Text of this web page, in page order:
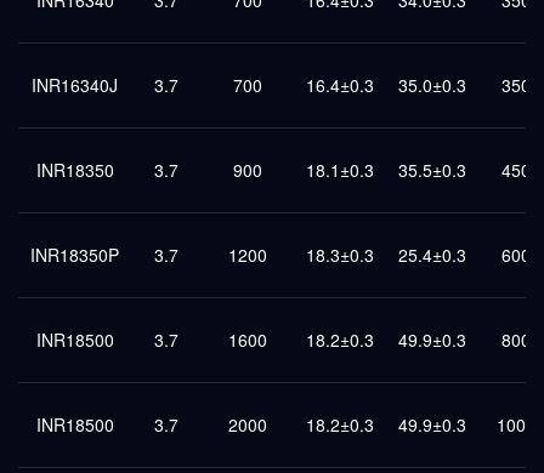
INR16340J 3.7 700 16.4±0.3 35.0±0.3 350
INR18350 3.7 900 18.1±0.3 35.5±0.3 450
INR18350P 3.7 1200 18.3±0.3 25.4±0.3 600
INR18500 3.7 1600 18.2±0.3 49.9±0.3 800
INR18500 3.7 2000 18.2±0.3 49.9±0.3 1000